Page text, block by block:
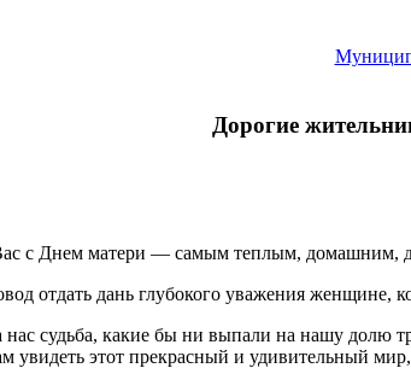
Дорогие
с Днем матери — самым теплым, домашним,
отдать дань глубокого уважения женщине,
судьба, какие бы ни выпали на нашу долю
этот прекрасный и удивительный